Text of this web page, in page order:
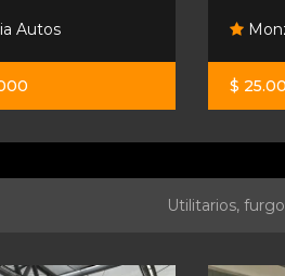
Autos
$
Utilitarios,